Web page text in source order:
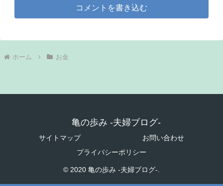
コメントを書き込む
ホーム お金
亀の歩み -夫婦ブログ-
サイトマップ
お問い合わせ
プライバシーポリシー
© 2020 亀の歩み -夫婦ブログ-.